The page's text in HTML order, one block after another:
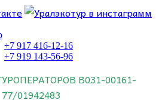
+7 917 416-12-16
+7 919 143-56-96
В031-00161-
77/01942483